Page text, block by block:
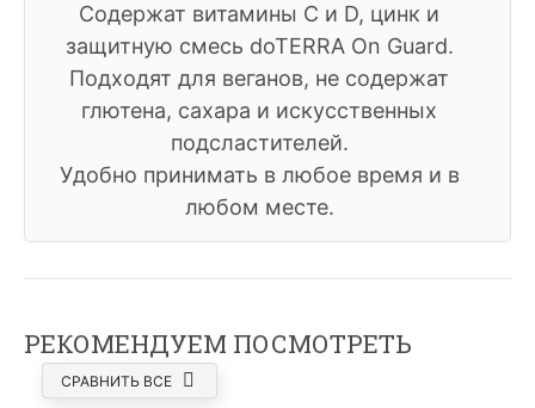
Содержат витамины С и D, цинк и
защитную смесь doTERRA On Guard.
Подходят для веганов, не содержат
глютена, сахара и искусственных
подсластителей.
Удобно принимать в любое время и в
любом месте.
РЕКОМЕНДУЕМ ПОСМОТРЕТЬ
СРАВНИТЬ ВСЕ